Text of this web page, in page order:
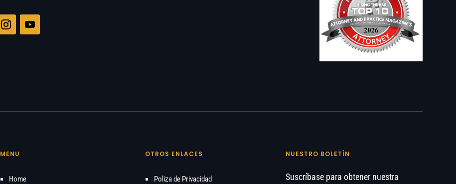
MENU
Home
OTROS ENLACES
Poliza de Privacidad
NUESTRO BOLETÍN
Suscríbase para obtener nuestra